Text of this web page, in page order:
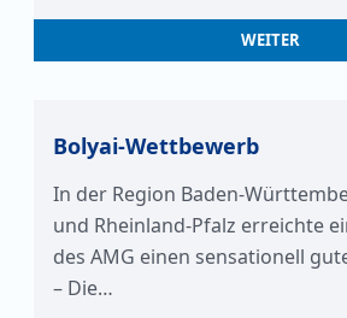
WEITER
Bolyai-Wettbewerb
In der Region Baden-
und Rheinland-Pfalz erreichte
des AMG einen sensationell
– Die…